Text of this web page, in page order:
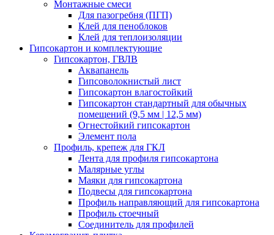
Монтажные смеси
Для пазогребня (ПГП)
Клей для пеноблоков
Клей для теплоизоляции
Гипсокартон и комплектующие
Гипсокартон, ГВЛВ
Аквапанель
Гипсоволокнистый лист
Гипсокартон влагостойкий
Гипсокартон стандартный для обычных
помещений (9,5 мм | 12,5 мм)
Огнестойкий гипсокартон
Элемент пола
Профиль, крепеж для ГКЛ
Лента для профиля гипсокартона
Малярные углы
Маяки для гипсокартона
Подвесы для гипсокартона
Профиль направляющий для гипсокартона
Профиль стоечный
Соединитель для профилей